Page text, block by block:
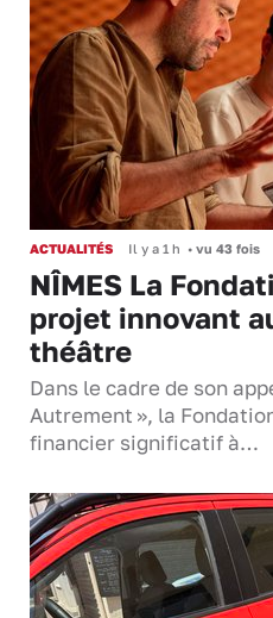
ACTUALITÉS Il y a 1 h • vu 43 fois
NÎMES La
projet innovant
théâtre
Dans le cadre de son
Autrement », la
financier significatif à…